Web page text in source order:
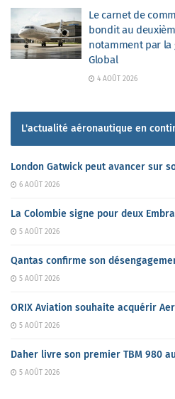
Le carnet de
bondit au
notamment par la
Global
4 AOÛT 2026
L'actualité aéronautique en
London Gatwick peut avancer sur
6 AOÛT 2026
La Colombie signe pour deux
5 AOÛT 2026
Qantas confirme son
5 AOÛT 2026
ORIX Aviation souhaite acquérir
5 AOÛT 2026
Daher livre son premier TBM 980
5 AOÛT 2026